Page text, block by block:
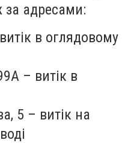
за адресами:
в оглядовому
– витік в
5 – витік на